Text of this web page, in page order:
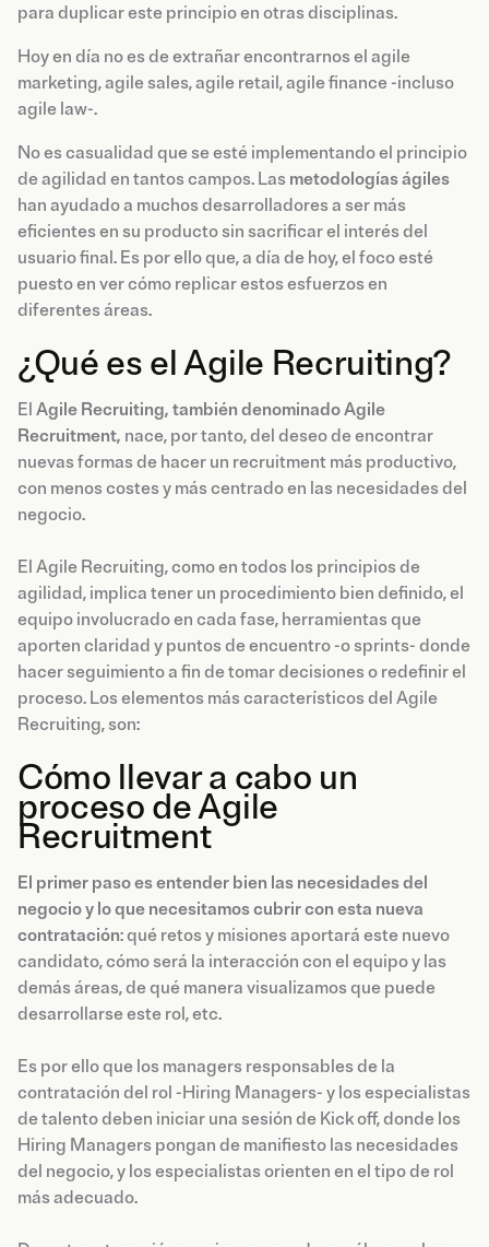
para duplicar este principio en otras disciplinas.
‍Hoy en día no es de extrañar encontrarnos el agile
marketing, agile sales, agile retail, agile finance -incluso
agile law-.
No es casualidad que se esté implementando el principio
de agilidad en tantos campos. Las metodologías ágiles
han ayudado a muchos desarrolladores a ser más
eficientes en su producto sin sacrificar el interés del
usuario final. Es por ello que, a día de hoy, el foco esté
puesto en ver cómo replicar estos esfuerzos en
diferentes áreas.
¿Qué es el Agile Recruiting?
El Agile Recruiting, también denominado Agile
Recruitment, nace, por tanto, del deseo de encontrar
nuevas formas de hacer un recruitment más productivo,
con menos costes y más centrado en las necesidades del
negocio.
El Agile Recruiting, como en todos los principios de
agilidad, implica tener un procedimiento bien definido, el
equipo involucrado en cada fase, herramientas que
aporten claridad y puntos de encuentro -o sprints- donde
hacer seguimiento a fin de tomar decisiones o redefinir el
proceso. Los elementos más característicos del Agile
Recruiting, son:
Cómo llevar a cabo un
proceso de Agile
Recruitment
El primer paso es entender bien las necesidades del
negocio y lo que necesitamos cubrir con esta nueva
contratación: qué retos y misiones aportará este nuevo
candidato, cómo será la interacción con el equipo y las
demás áreas, de qué manera visualizamos que puede
desarrollarse este rol, etc.
Es por ello que los managers responsables de la
contratación del rol -Hiring Managers- y los especialistas
de talento deben iniciar una sesión de Kick off, donde los
Hiring Managers pongan de manifiesto las necesidades
del negocio, y los especialistas orienten en el tipo de rol
más adecuado.